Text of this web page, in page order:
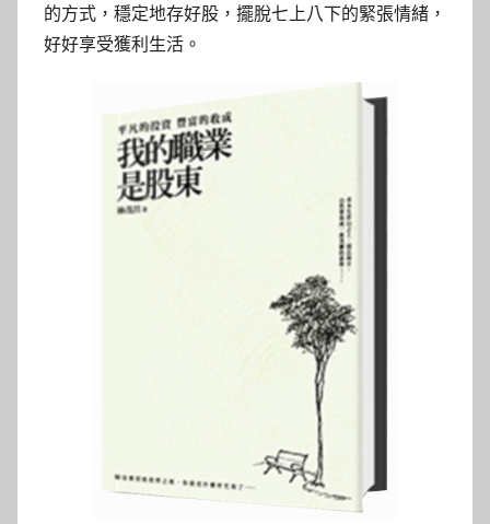
的方式，穩定地存好股，擺脫七上八下的緊張情緒，
好好享受獲利生活。